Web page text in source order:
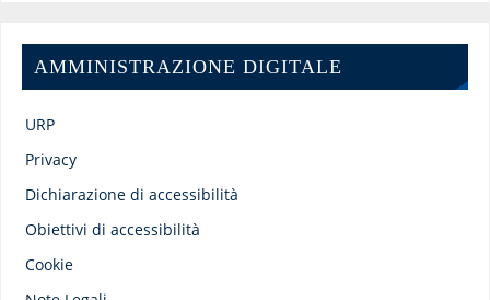
AMMINISTRAZIONE DIGITALE
URP
Privacy
Dichiarazione di accessibilità
Obiettivi di accessibilità
Cookie